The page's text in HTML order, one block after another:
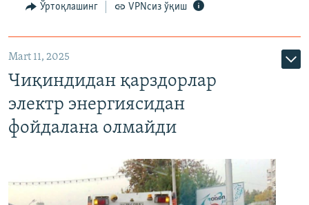
Ўртоқлашинг VPNсиз ўқиш
Mart 11, 2025
Чиқиндидан қарздорлар
электр энергиясидан
фойдалана олмайди